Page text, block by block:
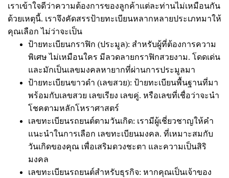
เราเข้าใจดีว่าความต้องการของลูกค้าแต่ละท่านไม่เหมือนกัน
ด้วยเหตุนี้. เราจึงคัดสรรป้ายทะเบียนหลากหลายประเภทมาให้
คุณเลือก ไม่ว่าจะเป็น
ป้ายทะเบียนกราฟิก (ประมูล): สำหรับผู้ที่ต้องการความ
พิเศษ ไม่เหมือนใคร มีลวดลายกราฟิกสวยงาม. โดดเด่น
และมักเป็นเลขมงคลหายากที่ผ่านการประมูลมา
ป้ายทะเบียนขาวดำ (เลขสวย): ป้ายทะเบียนพื้นฐานที่มา
พร้อมกับเลขสวย เลขเรียง เลขคู่. หรือเลขที่เชื่อว่าจะนำ
โชคตามหลักโหราศาสตร์
เลขทะเบียนรถยนต์ตามวันเกิด: เรามีผู้เชี่ยวชาญให้คำ
แนะนำในการเลือก เลขทะเบียนมงคล. ที่เหมาะสมกับ
วันเกิดของคุณ เพื่อเสริมดวงชะตา และความเป็นสิริ
มงคล
เลขทะเบียนรถยนต์สำหรับธุรกิจ: หากคุณเป็นเจ้าของ